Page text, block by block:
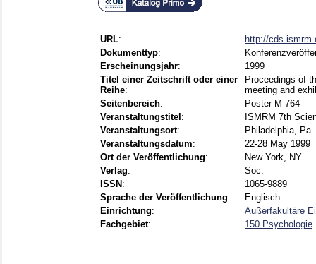
URL:
http://
Dokumenttyp:
Erscheinungsjahr:
1999
Titel einer Zeitschrift oder einer
Reihe:
Proceedings of
meeting and
Seitenbereich:
Poster M 764
Veranstaltungstitel :
ISMRM 7th
Veranstaltungsort:
Philadelphia, Pa.
Veranstaltungsdatum:
22-28 May 1999
Ort der Veröffentlichung:
New York, NY
Verlag:
Soc.
ISSN :
1065-9889
Sprache der Veröffentlichung:
Englisch
Einrichtung:
Außerfakultäre
Fachgebiet: 150 Psychologie